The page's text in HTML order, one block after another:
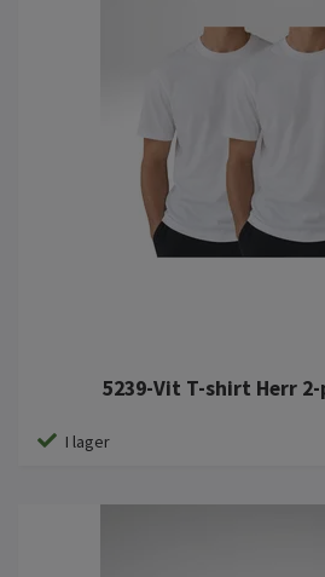
5239-Vit T-shirt Herr 2-
I lager